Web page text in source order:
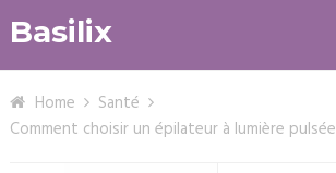
Basilix
Home
Santé
Comment choisir un épilateur à lumière pulsée